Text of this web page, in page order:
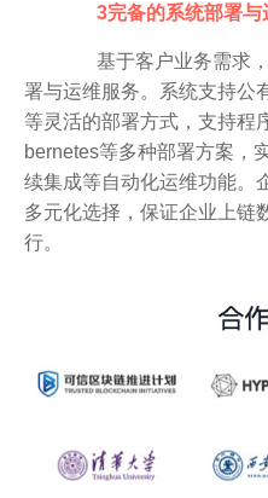
3完备的系统部署与
基于客户业务需求，
署与运维服务。系统支持公
等灵活的部署方式，支持程
bernetes等多种部署方案，
续集成等自动化运维功能。
多元化选择，保证企业上链
行。